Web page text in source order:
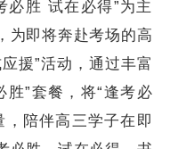
必胜 试在必得”为主
为即将奔赴考场的高
援”活动，通过丰富
胜”套餐，将“逢考必
，陪伴高三学子在即